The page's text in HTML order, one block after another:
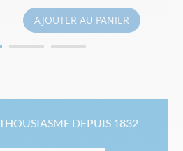
AJOUTER AU PANIER
DEPUIS 1832